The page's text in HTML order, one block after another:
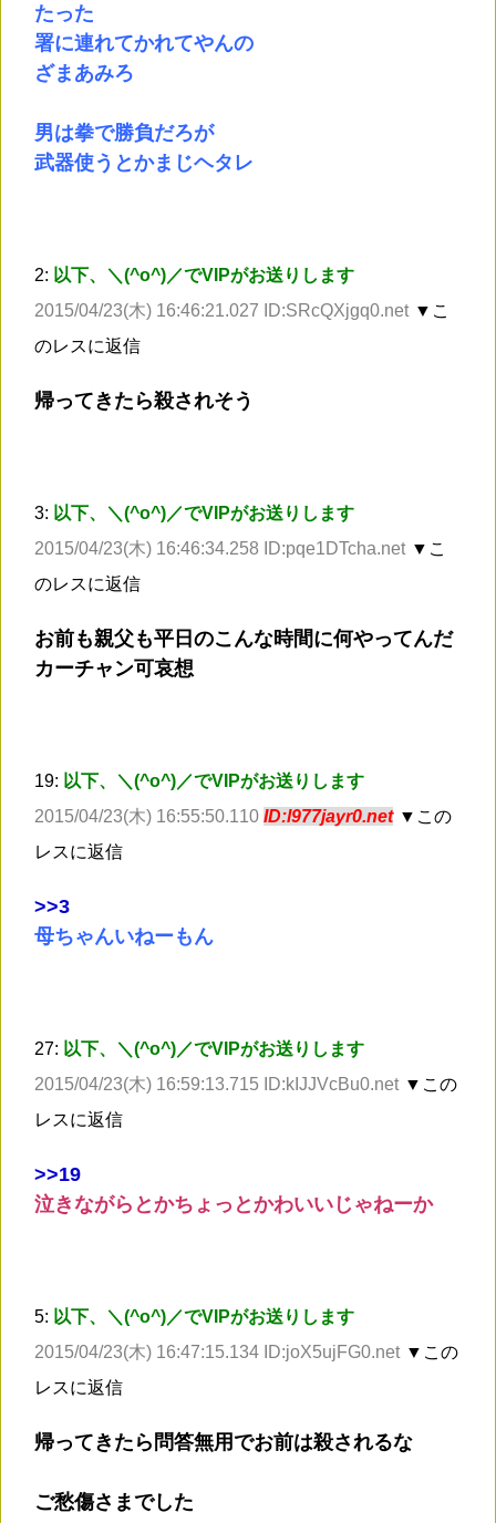
たった
署に連れてかれてやんの
ざまあみろ
男は拳で勝負だろが
武器使うとかまじヘタレ
2: 以下、＼(^o^)／でVIPがお送りします
2015/04/23(木) 16:46:21.027 ID:SRcQXjgq0.net ▼こ
のレスに返信
帰ってきたら殺されそう
3: 以下、＼(^o^)／でVIPがお送りします
2015/04/23(木) 16:46:34.258 ID:pqe1DTcha.net ▼こ
のレスに返信
お前も親父も平日のこんな時間に何やってんだ
カーチャン可哀想
19: 以下、＼(^o^)／でVIPがお送りします
2015/04/23(木) 16:55:50.110 ID:l977jayr0.net ▼この
レスに返信
>>3
母ちゃんいねーもん
27: 以下、＼(^o^)／でVIPがお送りします
2015/04/23(木) 16:59:13.715 ID:kIJJVcBu0.net ▼この
レスに返信
>>19
泣きながらとかちょっとかわいいじゃねーか
5: 以下、＼(^o^)／でVIPがお送りします
2015/04/23(木) 16:47:15.134 ID:joX5ujFG0.net ▼この
レスに返信
帰ってきたら問答無用でお前は殺されるな
ご愁傷さまでした